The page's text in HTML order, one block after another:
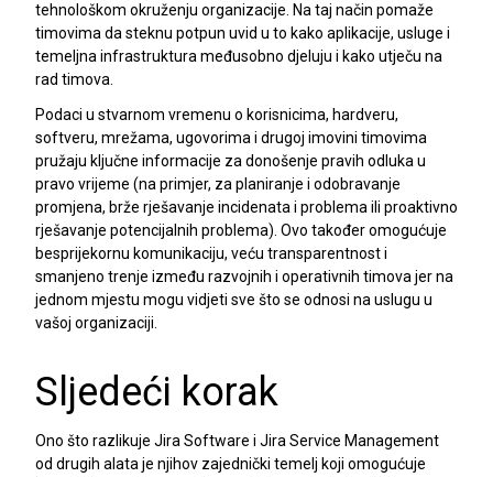
tehnološkom okruženju organizacije. Na taj način pomaže
timovima da steknu potpun uvid u to kako aplikacije, usluge i
temeljna infrastruktura međusobno djeluju i kako utječu na
rad timova.
Podaci u stvarnom vremenu o korisnicima, hardveru,
softveru, mrežama, ugovorima i drugoj imovini timovima
pružaju ključne informacije za donošenje pravih odluka u
pravo vrijeme (na primjer, za planiranje i odobravanje
promjena, brže rješavanje incidenata i problema ili proaktivno
rješavanje potencijalnih problema). Ovo također omogućuje
besprijekornu komunikaciju, veću transparentnost i
smanjeno trenje između razvojnih i operativnih timova jer na
jednom mjestu mogu vidjeti sve što se odnosi na uslugu u
vašoj organizaciji.
Sljedeći korak
Ono što razlikuje Jira Software i Jira Service Management
od drugih alata je njihov zajednički temelj koji omogućuje